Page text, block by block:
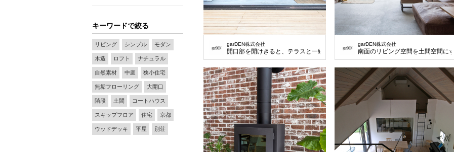
キーワードで絞る
リビング シンプル モダン
木造 ロフト ナチュラル
自然素材 中庭 狭小住宅
無垢フローリング 大開口
階段 土間 コートハウス
スキップフロア 住宅 京都
ウッドデッキ 平屋 別荘
garDEN株式会社
開口部を開けきると、テラスと一続きに使えるリビング空間。
garDEN株式会社
南面のリビング空間を土間空間に